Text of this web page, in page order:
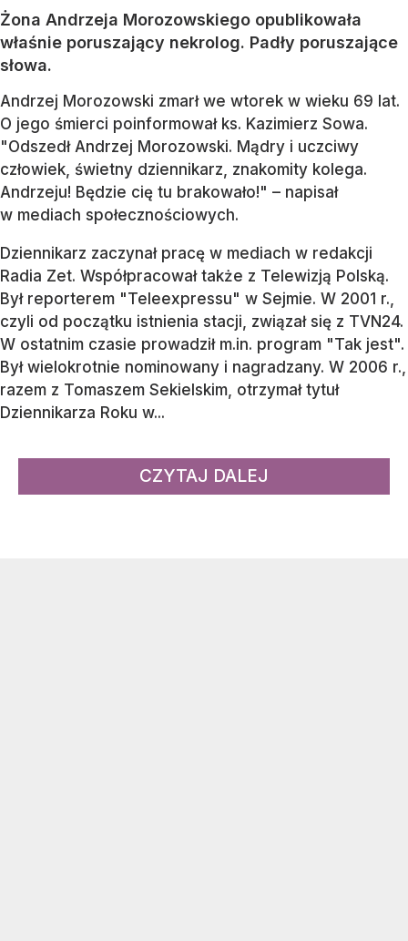
Żona Andrzeja Morozowskiego opublikowała
właśnie poruszający nekrolog. Padły poruszające
słowa.
Andrzej Morozowski zmarł we wtorek w wieku 69 lat.
O jego śmierci poinformował ks. Kazimierz Sowa.
"Odszedł Andrzej Morozowski. Mądry i uczciwy
człowiek, świetny dziennikarz, znakomity kolega.
Andrzeju! Będzie cię tu brakowało!" – napisał
w mediach społecznościowych.
Dziennikarz zaczynał pracę w mediach w redakcji
Radia Zet. Współpracował także z Telewizją Polską.
Był reporterem "Teleexpressu" w Sejmie. W 2001 r.,
czyli od początku istnienia stacji, związał się z TVN24.
W ostatnim czasie prowadził m.in. program "Tak jest".
Był wielokrotnie nominowany i nagradzany. W 2006 r.,
razem z Tomaszem Sekielskim, otrzymał tytuł
Dziennikarza Roku w...
CZYTAJ DALEJ